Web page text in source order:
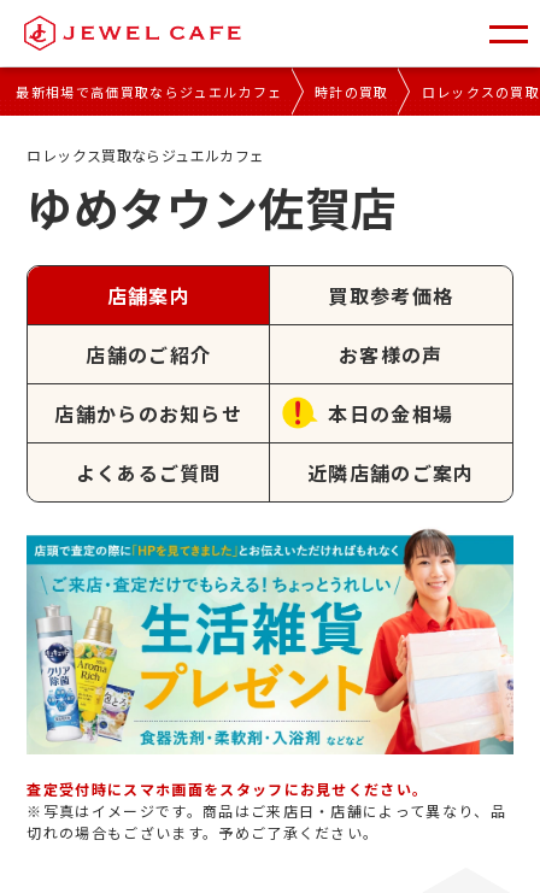
最新相場で高価買取ならジュエルカフェ 時計の買取 ロレックスの買取
ロレックス買取ならジュエルカフェ
ゆめタウン佐賀店
店舗案内 買取参考価格
店舗のご紹介 お客様の声
店舗からのお知らせ 本日の金相場
よくあるご質問 近隣店舗のご案内
査定受付時にスマホ画面をスタッフにお見せください。
※写真はイメージです。商品はご来店日・店舗によって異なり、品
切れの場合もございます。予めご了承ください。